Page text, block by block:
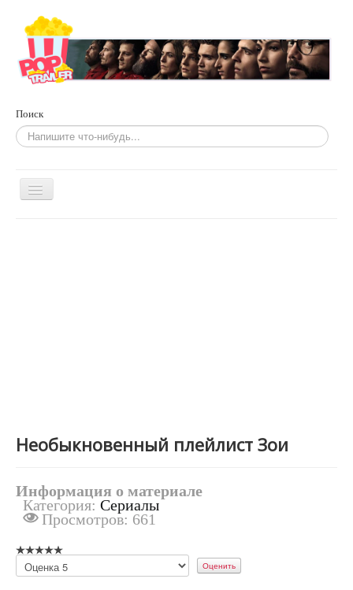
Поиск
Включить/
Необыкновенный плейлист Зои
Информация о материале
Категория: Сериалы
Просмотров: 661
Пожалуйста,
оцените